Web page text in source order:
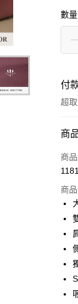
數量
付
超
付
信
超
商
商
商